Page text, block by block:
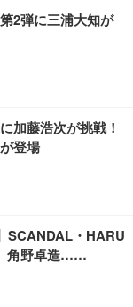
2弾に三浦大知が
加藤浩次が挑戦！
登場
SCANDAL・HARU
角野卓造……